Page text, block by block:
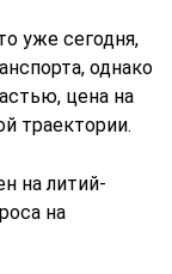
уже сегодня,
однако
цена на
траектории.
на литий-
на